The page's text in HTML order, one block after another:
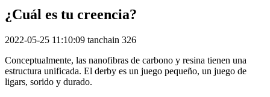
¿Cuál es tu creencia?
2022-05-25 11:10:09 tanchain 326
Conceptualmente, las nanofibras de carbono y resina tienen una
estructura unificada. El derby es un juego pequeño, un juego de
ligars, sorido y durado.